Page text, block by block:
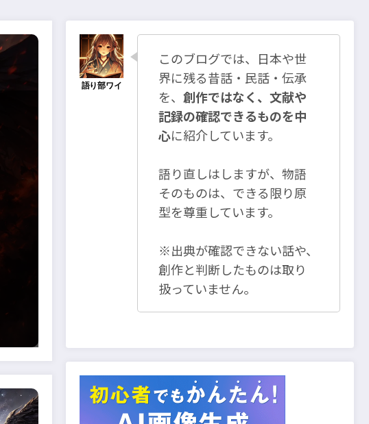
このブログでは、日本や世
界に残る昔話・民話・伝承
を、創作ではなく、文献や
記録の確認できるものを中
心に紹介しています。
語り直しはしますが、物語
そのものは、できる限り原
型を尊重しています。
※出典が確認できない話や、
創作と判断したものは取り
扱っていません。